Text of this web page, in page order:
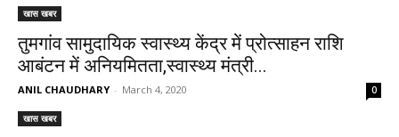
खास खबर
तुमगांव सामुदायिक स्वास्थ्य केंद्र में प्रोत्साहन राशि
आबंटन में अनियमितता,स्वास्थ्य मंत्री...
ANIL CHAUDHARY - March 4, 2020 0
खास खबर